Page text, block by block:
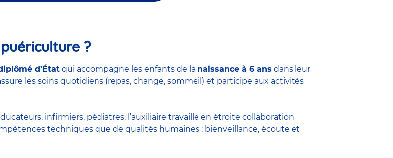
?
d’État qui accompagne les enfants de la naissance à 6 ans dans leur
les soins quotidiens (repas, change, sommeil) et participe aux activités
infirmiers, pédiatres, l’auxiliaire travaille en étroite collaboration
techniques que de qualités humaines : bienveillance, écoute et